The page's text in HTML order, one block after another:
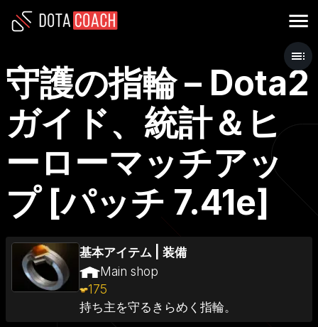
守護の指輪 – Dota2
ガイド、統計＆ヒ
ーローマッチアッ
プ [パッチ 7.41e]
基本アイテム
装備
Main shop
175
持ち主を守るきらめく指輪。